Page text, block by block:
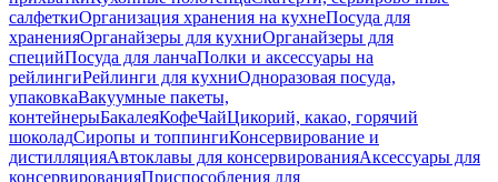
салфеткиОрганизация хранения на кухнеПосуда для
храненияОрганайзеры для кухниОрганайзеры для
специйПосуда для ланчаПолки и аксессуары на
рейлингиРейлинги для кухниОдноразовая посуда,
упаковкаВакуумные пакеты,
контейнерыБакалеяКофеЧайЦикорий, какао, горячий
шоколадСиропы и топпингиКонсервирование и
дистилляцияАвтоклавы для консервированияАксессуары для
консервированияПриспособления для